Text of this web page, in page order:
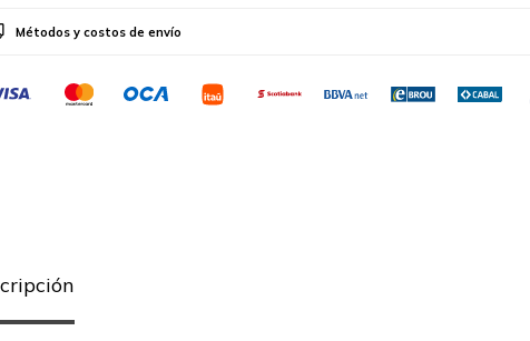
Métodos y costos de envío